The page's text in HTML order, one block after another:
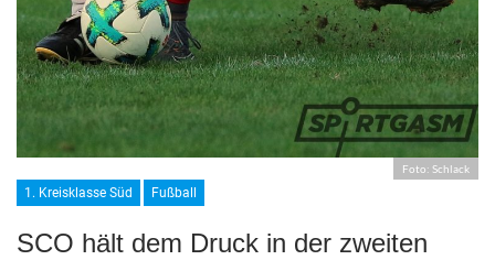
Foto: Schlack
1. Kreisklasse Süd Fußball
SCO hält dem Druck in der zweiten